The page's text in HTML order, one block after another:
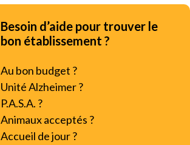
Besoin d’aide pour trouver le
bon établissement ?
Au bon budget ?
Unité Alzheimer ?
P.A.S.A. ?
Animaux acceptés ?
Accueil de jour ?